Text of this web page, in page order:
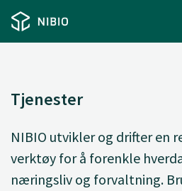
Tjenester
NIBIO utvikler og drifter en
verktøy for å forenkle
næringsliv og forvaltning.